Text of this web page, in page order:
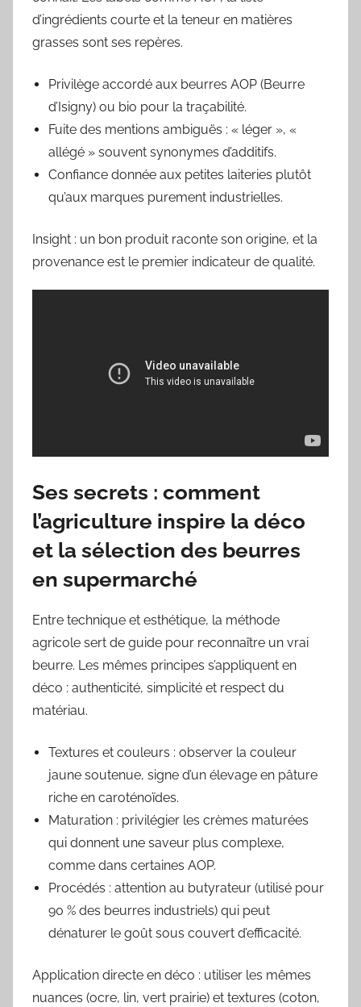
d’ingrédients courte et la teneur en matières
grasses sont ses repères.
Privilège accordé aux beurres AOP (Beurre
d’Isigny) ou bio pour la traçabilité.
Fuite des mentions ambiguës : « léger », «
allégé » souvent synonymes d’additifs.
Confiance donnée aux petites laiteries plutôt
qu’aux marques purement industrielles.
Insight : un bon produit raconte son origine, et la
provenance est le premier indicateur de qualité.
Ses secrets : comment
l’agriculture inspire la déco
et la sélection des beurres
en supermarché
Entre technique et esthétique, la méthode
agricole sert de guide pour reconnaître un vrai
beurre. Les mêmes principes s’appliquent en
déco : authenticité, simplicité et respect du
matériau.
Textures et couleurs : observer la couleur
jaune soutenue, signe d’un élevage en pâture
riche en caroténoïdes.
Maturation : privilégier les crèmes maturées
qui donnent une saveur plus complexe,
comme dans certaines AOP.
Procédés : attention au butyrateur (utilisé pour
90 % des beurres industriels) qui peut
dénaturer le goût sous couvert d’efficacité.
Application directe en déco : utiliser les mêmes
nuances (ocre, lin, vert prairie) et textures (coton,